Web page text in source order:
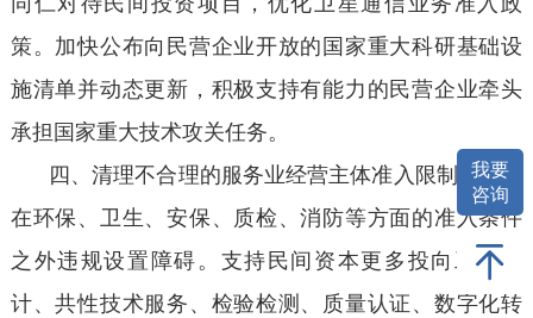
策。加快公布向民营企业开放的国家重大科研基础设
施清单并动态更新，积极支持有能力的民营企业牵头
承担国家重大技术攻关任务。
四、清理不合理的服务业经营主体准入限制，严禁
在环保、卫生、安保、质检、消防等方面的准入条件
之外违规设置障碍。支持民间资本更多投向工业设
计、共性技术服务、检验检测、质量认证、数字化转
我要
咨询